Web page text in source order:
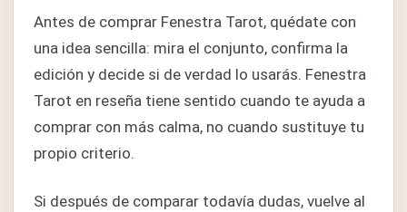
Antes de comprar Fenestra Tarot, quédate con
una idea sencilla: mira el conjunto, confirma la
edición y decide si de verdad lo usarás. Fenestra
Tarot en reseña tiene sentido cuando te ayuda a
comprar con más calma, no cuando sustituye tu
propio criterio.
Si después de comparar todavía dudas, vuelve al